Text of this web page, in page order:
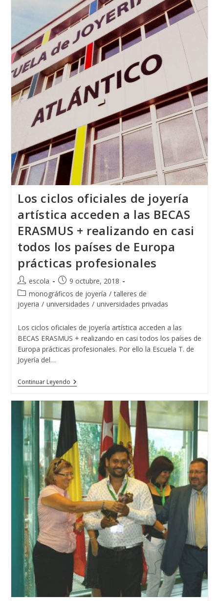
Por
David
Moledo
Con
Motivo
Año
Xacobeo
2021
Los ciclos oficiales de joyería
artística acceden a las BECAS
ERASMUS + realizando en casi
todos los países de Europa
prácticas profesionales
Autor
de
la
entrada:
escola
Publicación
de
la
9 octubre, 2018
Categoría
de
entrada:
monográficos de joyería / talleres de
joyeria / universidades / universidades privadas
Los ciclos oficiales de joyería artística acceden a las
BECAS ERASMUS + realizando en casi todos los países de
Europa prácticas profesionales. Por ello la Escuela T. de
Joyería del…
Continuar LeyendoLos
Ciclos
De
Joyería
Artística
Acceden
Las
BECAS
ERASMUS
+
Realizando
En
Casi
Todos
Los
Países
De
Europa
Prácticas
Profesionales